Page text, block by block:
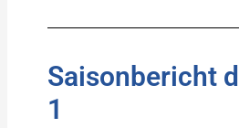
Saisonbericht
1